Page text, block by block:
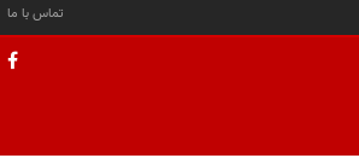
تماس با ما